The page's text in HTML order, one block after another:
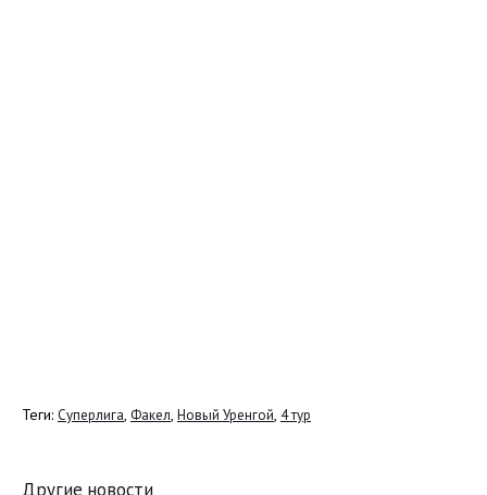
Теги: Суперлига, Факел, Новый Уренгой, 4 тур
Другие новости